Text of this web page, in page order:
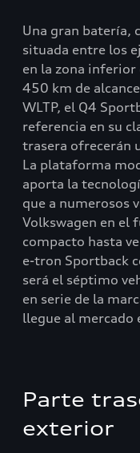
Una gran batería,
situada entre los
en la zona inferior
450 km de
WLTP, el Q4
referencia en su
trasera ofrecerán
La plataforma
aporta la
que a numerosos
Volkswagen en el
compacto hasta
e-tron Sportback
será el séptimo
en serie de la
llegue al mercado
Parte
exterior